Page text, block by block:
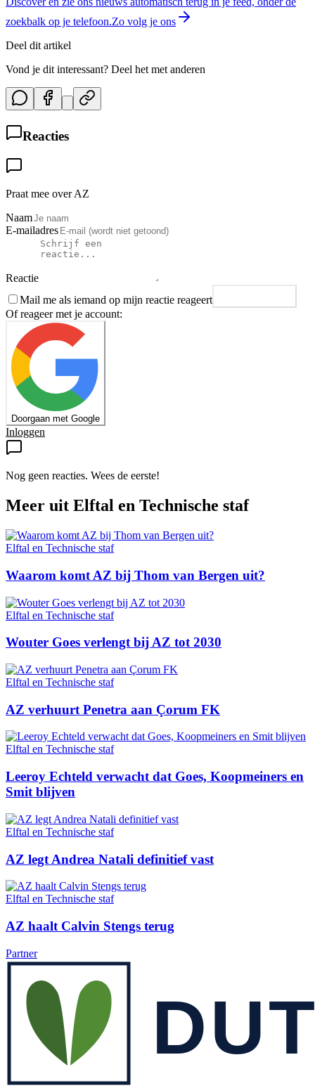
zoekbalk op je telefoon.Zo volg je ons
Deel dit artikel
Vond je dit interessant? Deel het met anderen
Reacties
Praat mee over AZ
Naam
E-mailadres
Reactie
Mail me als iemand op mijn reactie reageert
Of reageer met je account:
Doorgaan met Google
Inloggen
Nog geen reacties. Wees de eerste!
Meer uit Elftal en Technische staf
Elftal en Technische staf
Waarom komt AZ bij Thom van Bergen uit?
Elftal en Technische staf
Wouter Goes verlengt bij AZ tot 2030
Elftal en Technische staf
AZ verhuurt Penetra aan Çorum FK
Elftal en Technische staf
Leeroy Echteld verwacht dat Goes, Koopmeiners en
Smit blijven
Elftal en Technische staf
AZ legt Andrea Natali definitief vast
Elftal en Technische staf
AZ haalt Calvin Stengs terug
Partner